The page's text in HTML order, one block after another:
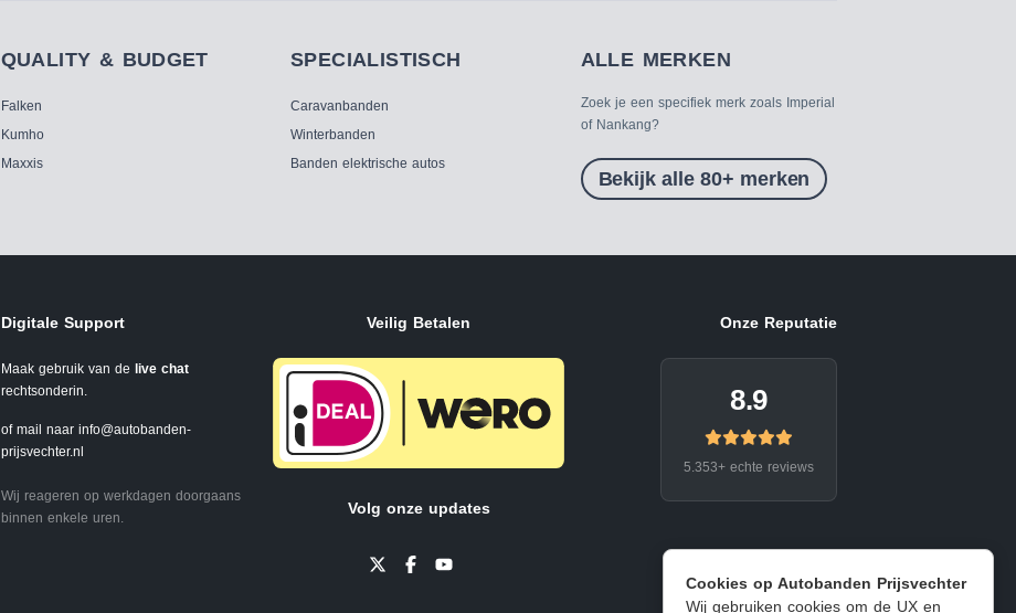
Cookies op Autobanden Prijsvechter
Wij gebruiken cookies om de UX en
QUALITY & BUDGET
Falken
Kumho
Maxxis
SPECIALISTISCH
Caravanbanden
Winterbanden
Banden elektrische autos
ALLE MERKEN
Zoek je een specifiek merk zoals Imperial
of Nankang?
Bekijk alle 80+ merken
Digitale Support
Maak gebruik van de live chat
rechtsonderin.
of mail naar info@autobanden-
prijsvechter.nl
Wij reageren op werkdagen doorgaans
binnen enkele uren.
Veilig Betalen
Volg onze updates
Onze Reputatie
8.9
5.353+ echte reviews